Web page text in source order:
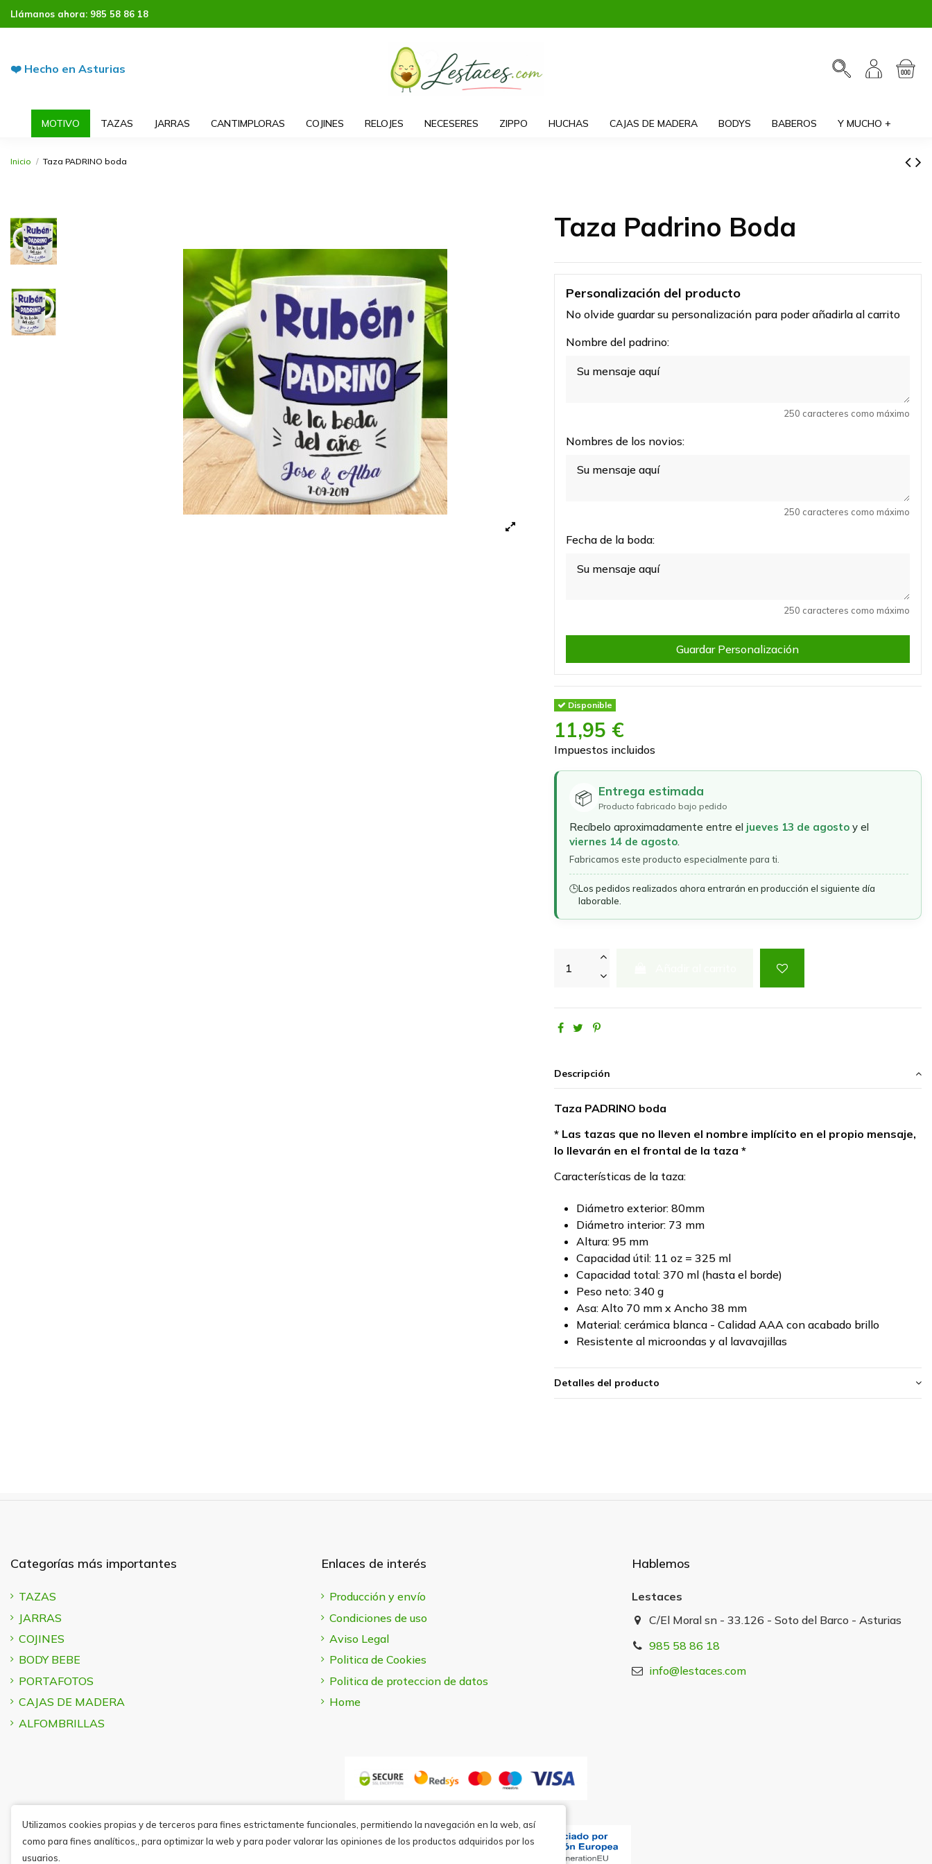
Llámanos ahora: 985 58 86 18
❤️ Hecho en Asturias
MOTIVO TAZAS JARRAS CANTIMPLORAS COJINES RELOJES NECESERES ZIPPO HUCHAS CAJAS DE MADERA BODYS BABEROS Y MUCHO +
Inicio Taza PADRINO boda
Taza Padrino Boda
Personalización del producto
No olvide guardar su personalización para poder añadirla al carrito
Nombre del padrino:
250 caracteres como máximo
Nombres de los novios:
250 caracteres como máximo
Fecha de la boda:
250 caracteres como máximo
Guardar Personalización
Disponible
11,95 €
Impuestos incluidos
📦 Entrega estimada
Producto fabricado bajo pedido
Recíbelo aproximadamente entre el jueves 13 de agostoy el
viernes 14 de agosto.
Fabricamos este producto especialmente para ti.
🕒Los pedidos realizados ahora entrarán en producción el siguiente día
laborable.
Descripción
Taza PADRINO boda
* Las tazas que no lleven el nombre implícito en el propio mensaje,
lo llevarán en el frontal de la taza *
Características de la taza:
Diámetro exterior: 80mm
Diámetro interior: 73 mm
Altura: 95 mm
Capacidad útil: 11 oz = 325 ml
Capacidad total: 370 ml (hasta el borde)
Peso neto: 340 g
Asa: Alto 70 mm x Ancho 38 mm
Material: cerámica blanca - Calidad AAA con acabado brillo
Resistente al microondas y al lavavajillas
Detalles del producto
Categorías más importantes
TAZAS
JARRAS
COJINES
BODY BEBE
PORTAFOTOS
CAJAS DE MADERA
ALFOMBRILLAS
Enlaces de interés
Producción y envío
Condiciones de uso
Aviso Legal
Politica de Cookies
Politica de proteccion de datos
Home
Hablemos
Lestaces
C/El Moral sn - 33.126 - Soto del Barco - Asturias
985 58 86 18
info@lestaces.com
Utilizamos cookies propias y de terceros para fines estrictamente funcionales, permitiendo la navegación en la web, así
como para fines analíticos,, para optimizar la web y para poder valorar las opiniones de los productos adquiridos por los
usuarios.